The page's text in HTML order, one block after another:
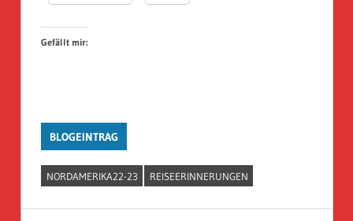
Gefällt mir:
BLOGEINTRAG
NORDAMERIKA22-23 REISEERINNERUNGEN